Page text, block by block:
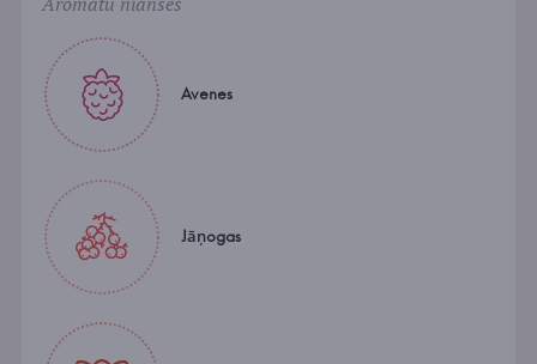
Avenes
Jāņogas